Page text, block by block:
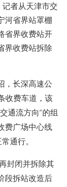
者从天津市交
河省界站罩棚
省界收费站开
界收费站拆除
长深高速公
收费车道，该
通流方向”的组
费广场中心线
通行。
封闭并拆除其
段拆站改造后